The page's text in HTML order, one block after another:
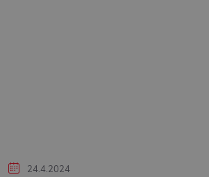
24.4.2024